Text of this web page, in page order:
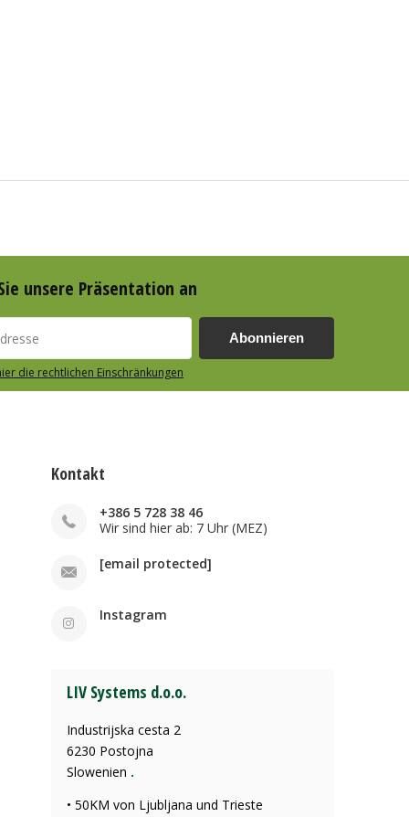
unsere Präsentation an
Abonnieren
die rechtlichen Einschränkungen
Kontakt
+386 5 728 38 46
Wir sind hier ab: 7 Uhr (MEZ)
[email protected]
Instagram
LIV Systems d.o.o.
Industrijska cesta 2
6230 Postojna
Slowenien .
• 50KM von Ljubljana und Trieste